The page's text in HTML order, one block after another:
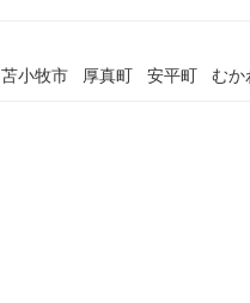
苫小牧市 厚真町 安平町 むか